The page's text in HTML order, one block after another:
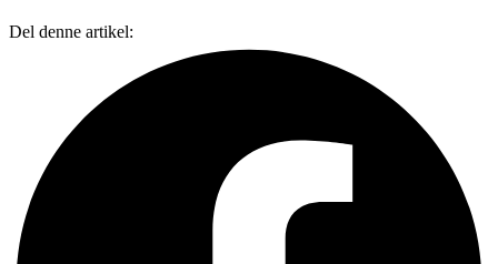
Del denne artikel: